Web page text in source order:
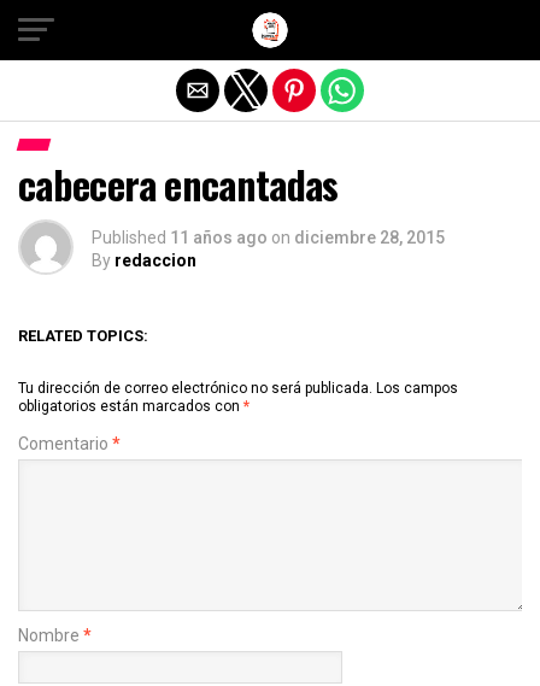
cabecera encantadas
Published 11 años ago on diciembre 28, 2015
By redaccion
RELATED TOPICS:
Tu dirección de correo electrónico no será publicada. Los campos
obligatorios están marcados con *
Comentario *
Nombre *
Salir de la versión móvil